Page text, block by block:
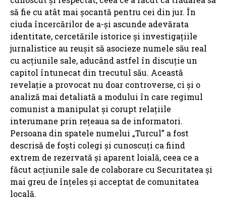
să fie cu atât mai șocantă pentru cei din jur. În
ciuda încercărilor de a-și ascunde adevărata
identitate, cercetările istorice și investigațiile
jurnalistice au reușit să asocieze numele său real
cu acțiunile sale, aducând astfel în discuție un
capitol întunecat din trecutul său. Această
revelație a provocat nu doar controverse, ci și o
analiză mai detaliată a modului în care regimul
comunist a manipulat și corupt relațiile
interumane prin rețeaua sa de informatori.
Persoana din spatele numelui „Turcul” a fost
descrisă de foști colegi și cunoscuți ca fiind
extrem de rezervată și aparent loială, ceea ce a
făcut acțiunile sale de colaborare cu Securitatea și
mai greu de înțeles și acceptat de comunitatea
locală.